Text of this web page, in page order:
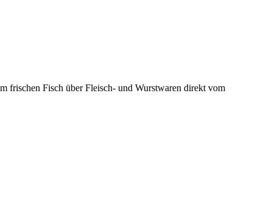
frischen Fisch über Fleisch- und Wurstwaren direkt vom